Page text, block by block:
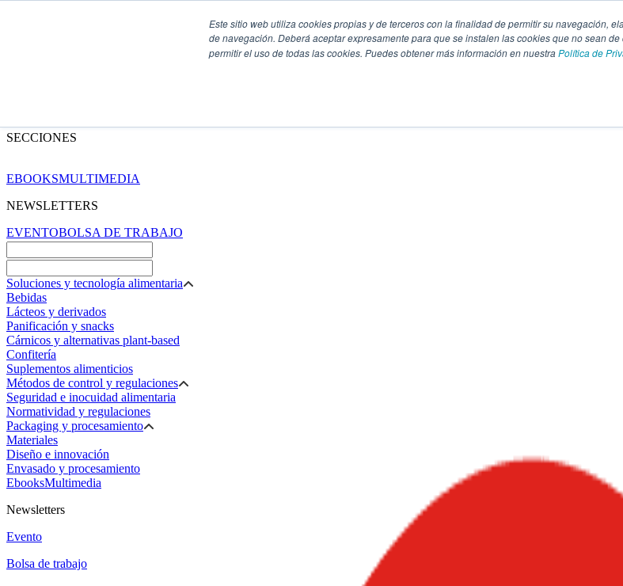
Este sitio web utiliza cookies propias y de terceros con la finalidad de permitir su navegación,
de navegación. Deberá aceptar expresamente para que se instalen las cookies que no sean
permitir el uso de todas las cookies. Puedes obtener más información en nuestraPolítica de
SECCIONES
EBOOKSMULTIMEDIA
NEWSLETTERS
EVENTOBOLSA DE TRABAJO
Soluciones y tecnología alimentaria
Bebidas
Lácteos y derivados
Panificación y snacks
Cárnicos y alternativas plant-based
Confitería
Suplementos alimenticios
Métodos de control y regulaciones
Seguridad e inocuidad alimentaria
Normatividad y regulaciones
Packaging y procesamiento
Materiales
Diseño e innovación
Envasado y procesamiento
EbooksMultimedia
Newsletters
Evento
Bolsa de trabajo